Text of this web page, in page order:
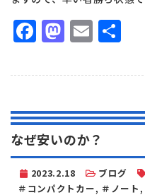
Facebook
Email
なぜ安いのか？
2023.2.18 ブログ
＃コンパクトカー, ＃ノート ,